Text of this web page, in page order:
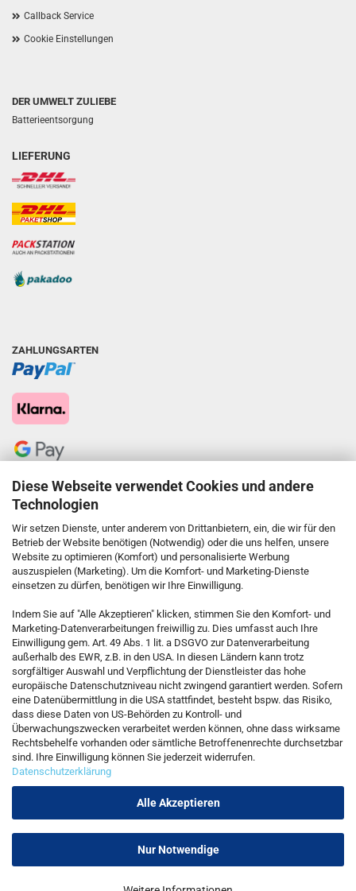
Diese Webseite verwendet Cookies und andere
Technologien
Wir setzen Dienste, unter anderem von Drittanbietern, ein, die wir für den
Betrieb der Website benötigen (Notwendig) oder die uns helfen, unsere
Website zu optimieren (Komfort) und personalisierte Werbung
auszuspielen (Marketing). Um die Komfort- und Marketing-Dienste
einsetzen zu dürfen, benötigen wir Ihre Einwilligung.
Indem Sie auf "Alle Akzeptieren" klicken, stimmen Sie den Komfort- und
Marketing-Datenverarbeitungen freiwillig zu. Dies umfasst auch Ihre
Einwilligung gem. Art. 49 Abs. 1 lit. a DSGVO zur Datenverarbeitung
außerhalb des EWR, z.B. in den USA. In diesen Ländern kann trotz
sorgfältiger Auswahl und Verpflichtung der Dienstleister das hohe
europäische Datenschutzniveau nicht zwingend garantiert werden. Sofern
eine Datenübermittlung in die USA stattfindet, besteht bspw. das Risiko,
dass diese Daten von US-Behörden zu Kontroll- und
Überwachungszwecken verarbeitet werden können, ohne dass wirksame
Rechtsbehelfe vorhanden oder sämtliche Betroffenenrechte durchsetzbar
sind. Ihre Einwilligung können Sie jederzeit widerrufen.
Datenschutzerklärung
Alle Akzeptieren
Nur Notwendige
Callback Service
Cookie Einstellungen
DER UMWELT ZULIEBE
Batterieentsorgung
LIEFERUNG
ZAHLUNGSARTEN
KONTAKT
Kostenfreie Service-Hotline
0800 5892815
Callback Service
Kontaktformular